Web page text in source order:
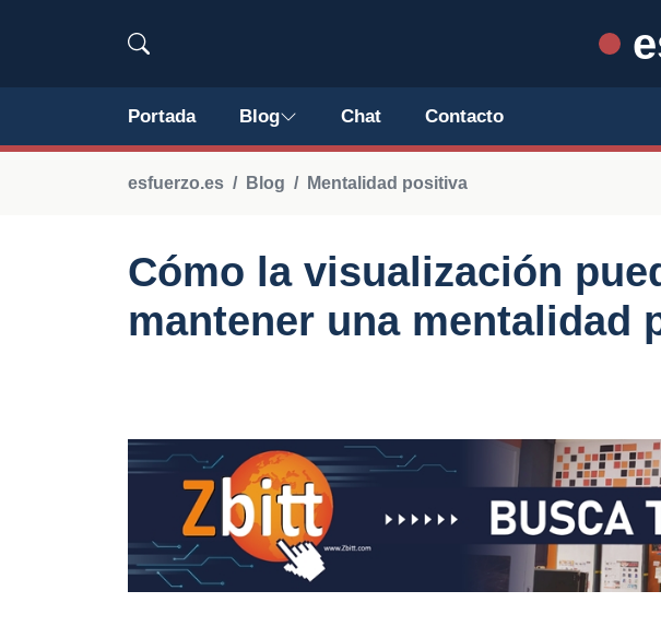
Portada Blog Chat Contacto
esfuerzo.es Blog Mentalidad positiva
Cómo la visualización
mantener una mentalidad